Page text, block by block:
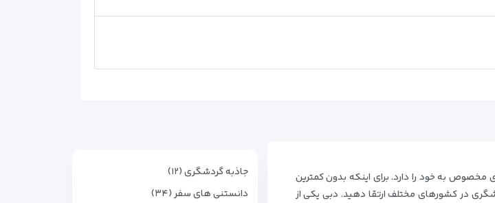
مخصوص به خود را دارد. برای اینکه بدون کمترین
در کشورهای مختلف ارتقا دهید. دبی یکی از
جاذبه گردشگری (۱۲)
دانستنی های سفر (۳۴)